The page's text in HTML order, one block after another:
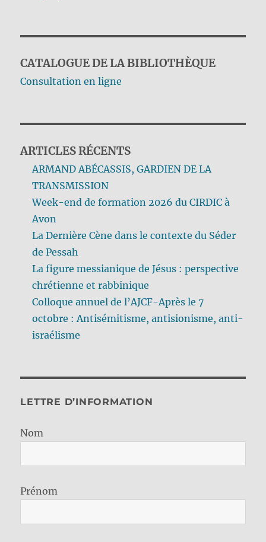
CATALOGUE DE LA BIBLIOTHÈQUE
Consultation en ligne
ARTICLES RÉCENTS
ARMAND ABÉCASSIS, GARDIEN DE LA
TRANSMISSION
Week-end de formation 2026 du CIRDIC à
Avon
La Dernière Cène dans le contexte du Séder
de Pessah
La figure messianique de Jésus : perspective
chrétienne et rabbinique
Colloque annuel de l’AJCF-Après le 7
octobre : Antisémitisme, antisionisme, anti-
israélisme
LETTRE D’INFORMATION
Nom
Prénom